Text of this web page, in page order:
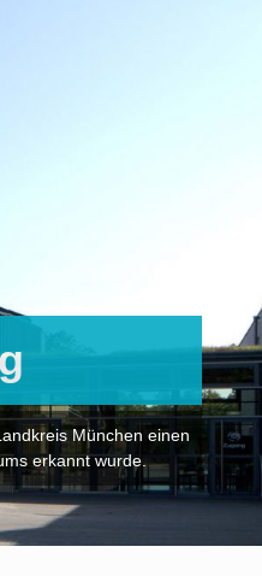
München einen
erkannt wurde.